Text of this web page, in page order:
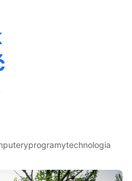
programytechnologia